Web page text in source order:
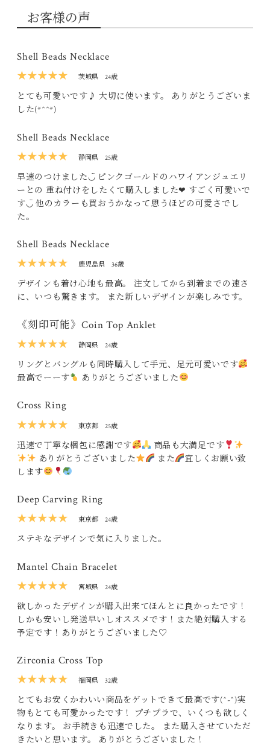
お客様の声
Shell Beads Necklace
★★★★★
茨城県 24歳
とても可愛いです♪ 大切に使います。 ありがとうございま
した(*^^*)
Shell Beads Necklace
★★★★★
静岡県 25歳
早速のつけました◡̈ ピンクゴールドのハワイアンジュエリ
ーとの 重ね付けをしたくて購入しました❤︎ すごく可愛いで
す◡̈ 他のカラーも買おうかなって思うほどの可愛さでし
た。
Shell Beads Necklace
★★★★★
鹿児島県 36歳
デザインも着け心地も最高。 注文してから到着までの速さ
に、いつも驚きます。 また新しいデザインが楽しみです。
《刻印可能》Coin Top Anklet
★★★★★
静岡県 24歳
リングとバングルも同時購入して手元、足元可愛いです
最高でーーす
ありがとうございました
Cross Ring
★★★★★
東京都 25歳
迅速で丁寧な梱包に感謝です
商品も大満足です
ありがとうございました
また
宜しくお願い致
します
Deep Carving Ring
★★★★★
東京都 24歳
ステキなデザインで気に入りました。
Mantel Chain Bracelet
★★★★★
宮城県 24歳
欲しかったデザインが購入出来てほんとに良かったです！
しかも安いし発送早いしオススメです！また絶対購入する
予定です！ありがとうございました♡
Zirconia Cross Top
★★★★★
福岡県 32歳
とてもお安くかわいい商品をゲットできて最高です(^-^)実
物もとても可愛かったです！ プチプラで、いくつも欲しく
なります。 お手続きも迅速でした。 また購入させていただ
きたいと思います。 ありがとうございました！